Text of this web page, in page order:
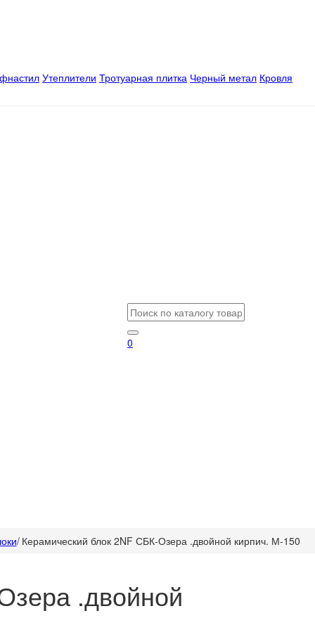
Утеплители Тротуарная плитка Черный метал Кровля
0
/ Керамический блок 2NF СБК-Озера .двойной кирпич. М-150
.двойной